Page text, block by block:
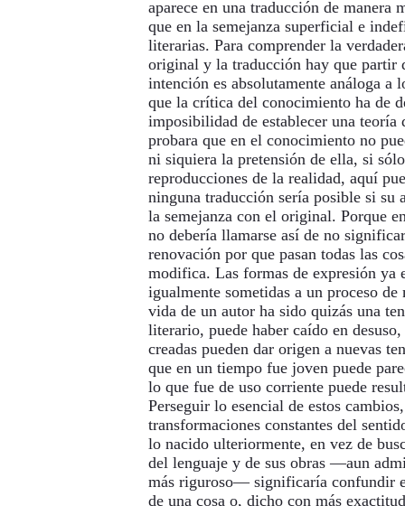
aparece en una traducción de manera
que en la semejanza superficial e
literarias. Para comprender la
original y la traducción hay que partir
intención es absolutamente análoga a
que la crítica del conocimiento ha de
imposibilidad de establecer una teoría
probara que en el conocimiento no
ni siquiera la pretensión de ella, si
reproducciones de la realidad, aquí
ninguna traducción sería posible si su
la semejanza con el original. Porque
no debería llamarse así de no
renovación por que pasan todas las
modifica. Las formas de expresión ya
igualmente sometidas a un proceso
vida de un autor ha sido quizás una
literario, puede haber caído en
creadas pueden dar origen a nuevas
que en un tiempo fue joven puede
lo que fue de uso corriente puede
Perseguir lo esencial de estos
transformaciones constantes del
lo nacido ulteriormente, en vez de
del lenguaje y de sus obras —aun
más riguroso— significaría confundir
de una cosa o, dicho con más